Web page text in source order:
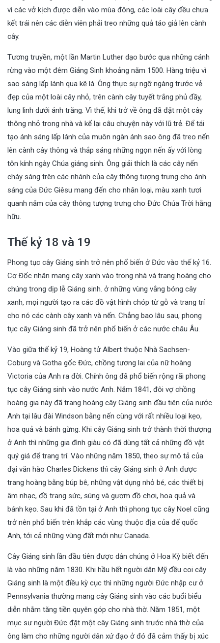
vì các vở kịch được diễn vào mùa đông, các loài cây đều chưa
kết trái nên các diễn viên phải treo những quả táo giả lên cành
cây.
Tương truyền, một lần Martin Luther dạo bước qua những cánh
rừng vào một đêm Giáng Sinh khoảng năm 1500. Hàng triệu vì
sao sáng lấp lánh qua kẽ lá. Ông thực sự ngỡ ngàng trước vẻ
đẹp của một loài cây nhỏ, trên cành cây tuyết trắng phủ đầy,
lung linh dưới ánh trăng. Vì thế, khi trở về ông đã đặt một cây
thông nhỏ trong nhà và kể lại câu chuyện này với lũ trẻ. Để tái
tạo ánh sáng lấp lánh của muôn ngàn ánh sao ông đã treo nến
lên cành cây thông và thắp sáng những ngọn nến ấy với lòng
tôn kính ngày Chúa giáng sinh. Ông giải thích là các cây nến
cháy sáng trên các nhánh của cây thông tượng trưng cho ánh
sáng của Đức Giêsu mang đến cho nhân loại, màu xanh tươi
quanh năm của cây thông tượng trưng cho Đức Chúa Trời hằng
hữu.
Thế kỷ 18 và 19
Phong tục cây Giáng sinh trở nên phổ biến ở Đức vào thế kỷ 16.
Cơ Đốc nhân mang cây xanh vào trong nhà và trang hoàng cho
chúng trong dịp lễ Giáng sinh. ở những vùng vắng bóng cây
xanh, mọi người tạo ra các đồ vật hình chóp từ gỗ và trang trí
cho nó các cành cây xanh và nến. Chẳng bao lâu sau, phong
tục cây Giáng sinh đã trở nên phổ biến ở các nước châu Âu.
Vào giữa thế kỷ 19, Hoàng tử Albert thuộc Nhà Sachsen-
Coburg và Gotha gốc Đức, chồng tương lai của nữ hoàng
Victoria của Anh ra đời. Chính ông đã phổ biến rộng rãi phong
tục cây Giáng sinh vào nước Anh. Năm 1841, đôi vợ chồng
hoàng gia này đã trang hoàng cây Giáng sinh đầu tiên của nước
Anh tại lâu đài Windson bằng nến cùng với rất nhiều loại kẹo,
hoa quả và bánh gừng. Khi cây Giáng sinh trở thành thời thượng
ở Anh thì những gia đình giàu có đã dùng tất cả những đồ vật
quý giá để trang trí. Vào những năm 1850, theo sự mô tả của
đại văn hào Charles Dickens thì cây Giáng sinh ở Anh được
trang hoàng bằng búp bê, những vật dụng nhỏ bé, các thiết bị
âm nhạc, đồ trang sức, súng và gươm đồ chơi, hoa quả và
bánh kẹo. Sau khi đã tồn tại ở Anh thì phong tục cây Noel cũng
trở nên phổ biến trên khắp các vùng thuộc địa của đế quốc
Anh, tới cả những vùng đất mới như Canada.
Cây Giáng sinh lần đầu tiên được dân chúng ở Hoa Kỳ biết đến
là vào những năm 1830. Khi hầu hết người dân Mỹ đều coi cây
Giáng sinh là một điều kỳ cục thì những người Đức nhập cư ở
Pennsylvania thường mang cây Giáng sinh vào các buổi biểu
diễn nhằm tăng tiền quyên góp cho nhà thờ. Năm 1851, một
mục sư người Đức đặt một cây Giáng sinh trước nhà thờ của
ông làm cho những người dân xứ đạo ở đó đã cảm thấy bị xúc